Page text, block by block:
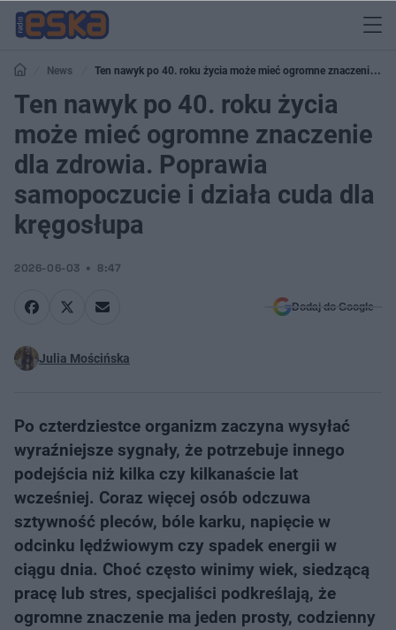
News
Ten nawyk po 40. roku życia może mieć ogromne znaczenie dla
zdrowia. Poprawia samopoczucie i działa cuda dla kręgosłupa
Ten nawyk po 40. roku życia
może mieć ogromne znaczenie
dla zdrowia. Poprawia
samopoczucie i działa cuda dla
kręgosłupa
2026-06-03 8:47
Dodaj do Google
Julia Mościńska
Po czterdziestce organizm zaczyna wysyłać
wyraźniejsze sygnały, że potrzebuje innego
podejścia niż kilka czy kilkanaście lat
wcześniej. Coraz więcej osób odczuwa
sztywność pleców, bóle karku, napięcie w
odcinku lędźwiowym czy spadek energii w
ciągu dnia. Choć często winimy wiek, siedzącą
pracę lub stres, specjaliści podkreślają, że
ogromne znaczenie ma jeden prosty, codzienny